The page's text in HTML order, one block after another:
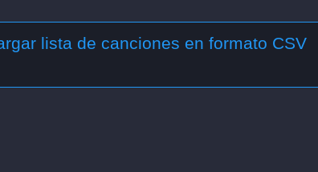
lista de canciones en formato CSV